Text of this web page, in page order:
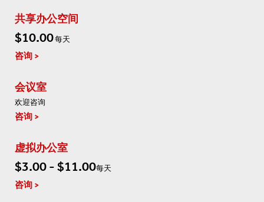
共享办公空间
$10.00每天
咨询
会议室
欢迎咨询
咨询
虚拟办公室
$3.00 - $11.00每天
咨询